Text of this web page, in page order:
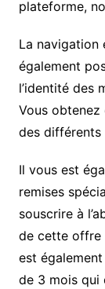
plateforme,
La navigation
également
l’identité des
Vous
des différents
Il vous est
remises
souscrire à
de cette offre
est
de 3 mois qui